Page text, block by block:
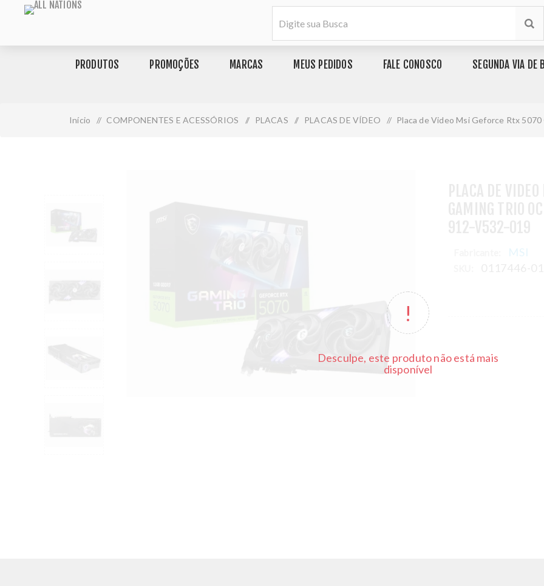
PRODUTOS PROMOÇÕES MARCAS MEUS PEDIDOS FALE CONOSCO SEGUNDA VIA DE
Início / COMPONENTES E ACESSÓRIOS / PLACAS / PLACAS DE VÍDEO / Placa de Video Msi Geforce Rtx
Desculpe, este produto não está mais
disponível
MSI